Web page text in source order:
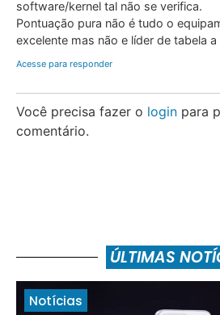
software/kernel tal não se verifica.
Pontuação pura não é tudo o
excelente mas não e líder de tabela
Acesse para responder
Você precisa fazer o login para
comentário.
ÚLTIMAS
Notícias